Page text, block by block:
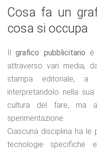
Cosa fa un
cosa si occupa
Ilgrafico pubblicitario
attraverso vari media,
stampa editoriale, a
interpretandolo nella
cultura del fare, ma
sperimentazione.
Ciascuna disciplina ha
tecnologie specifiche